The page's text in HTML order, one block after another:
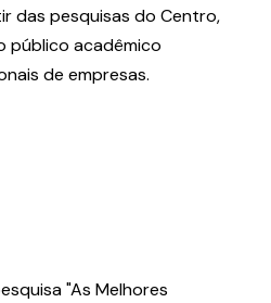
das pesquisas do Centro,
público acadêmico
de empresas.
"As Melhores